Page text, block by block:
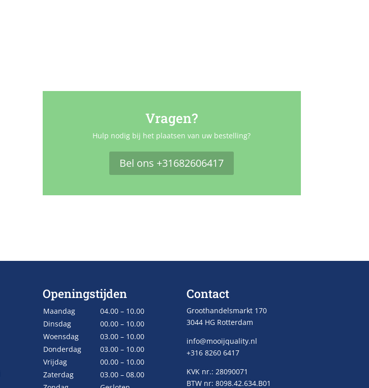
Vragen?
Hulp nodig bij het plaatsen van uw bestelling?
Bel ons +31682606417
Openingstijden
Maandag
04.00 – 10.00
Dinsdag
00.00 – 10.00
Woensdag
03.00 – 10.00
Donderdag
03.00 – 10.00
Vrijdag
00.00 – 10.00
Zaterdag
03.00 – 08.00
Contact
Groothandelsmarkt 170
3044 HG Rotterdam
info@mooijquality.nl
+316 8260 6417
KVK nr.: 28090071
BTW nr: 8098.42.634.B01